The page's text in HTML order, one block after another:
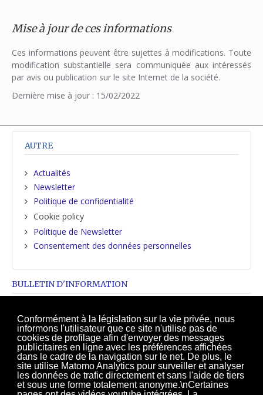
Conformément à la législation sur la vie privée, nous
informons l'utilisateur que ce site n'utilise pas de
cookies de profilage afin d'envoyer des messages
publicitaires en ligne avec les préférences affichées
dans le cadre de la navigation sur le net. De plus, le
site utilise Matomo Analytics pour surveiller et analyser
les données de trafic directement et sans l'aide de tiers
et sous une forme totalement anonyme.\nCertaines
Mise à jour de ces informations
Ces informations peuvent être sujettes à modifications. Toute
modification substantielle sera communiquée aux intéressés
par avis ou publication sur le site Internet de la société.
Dernière mise à jour : 15/02/2022
AUTRE
Actualités
Newsletter
Politique de confidentialité
Cookie policy
Politique de Newsletter
Consentement des données personnelles
BULLETIN D'INFORMATION
Inscrivez-vous sur notre newsletter!
Inscrivez-vous